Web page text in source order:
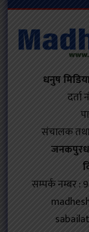
धनुष
संचालक
सम्पर्क नम्बर :